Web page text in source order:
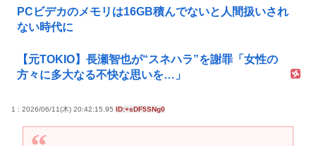
PCビデカのメモリは16GB積んでないと人間扱いされ
ない時代に
【元TOKIO】長瀬智也が“スネハラ”を謝罪「女性の
方々に多大なる不快な思いを…」
1 : 2026/06/11(木) 20:42:15.95 ID:+sDF5SNg0